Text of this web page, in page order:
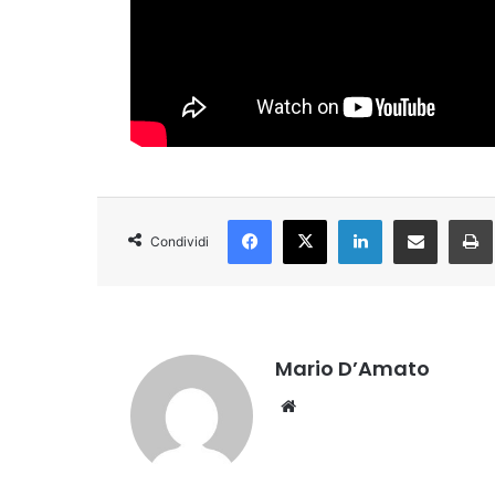
Condividi
Facebook
X LinkedIn
Condividi via Email
Mario D’Amato